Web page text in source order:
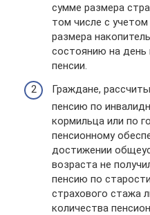
сумме размера
том числе с
размера
состоянию на день
пенсии.
Граждане,
пенсию по
кормильца или по
пенсионному
достижении
возраста не
пенсию по
страхового стажа
количества